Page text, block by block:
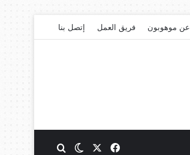
عن موهوبون فريق العمل إتصل بنا
فيسبوك الوضع المظلم